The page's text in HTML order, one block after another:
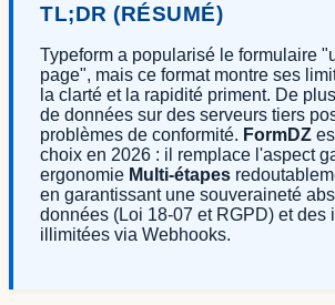
TL;DR (RÉSUMÉ)
Typeform a popularisé le formulaire
page", mais ce format montre ses
la clarté et la rapidité priment. De
de données sur des serveurs tiers
problèmes de conformité. FormDZ
choix en 2026 : il remplace l'aspect
ergonomie Multi-étapes
en garantissant une souveraineté
données (Loi 18-07 et RGPD) et des
illimitées via Webhooks.